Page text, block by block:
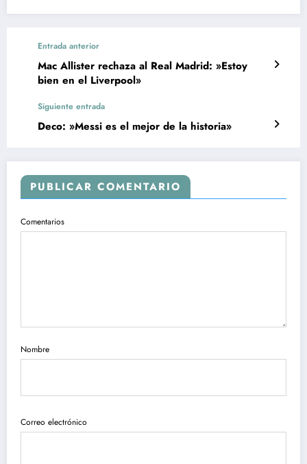
Entrada anterior
Mac Allister rechaza al Real Madrid: »Estoy
bien en el Liverpool»
Siguiente entrada
Deco: »Messi es el mejor de la historia»
PUBLICAR COMENTARIO
Comentarios
Nombre
Correo electrónico